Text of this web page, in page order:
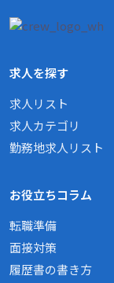
求人を探す
求人リスト
求人カテゴリ
勤務地求人リスト
お役立ちコラム
転職準備
面接対策
履歴書の書き方